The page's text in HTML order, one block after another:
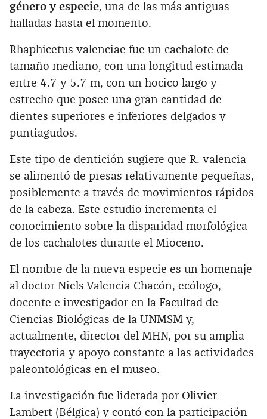
género y especie, una de las más antiguas
halladas hasta el momento.
Rhaphicetus valenciae fue un cachalote de
tamaño mediano, con una longitud estimada
entre 4.7 y 5.7 m, con un hocico largo y
estrecho que posee una gran cantidad de
dientes superiores e inferiores delgados y
puntiagudos.
Este tipo de dentición sugiere que R. valencia
se alimentó de presas relativamente pequeñas,
posiblemente a través de movimientos rápidos
de la cabeza. Este estudio incrementa el
conocimiento sobre la disparidad morfológica
de los cachalotes durante el Mioceno.
El nombre de la nueva especie es un homenaje
al doctor Niels Valencia Chacón, ecólogo,
docente e investigador en la Facultad de
Ciencias Biológicas de la UNMSM y,
actualmente, director del MHN, por su amplia
trayectoria y apoyo constante a las actividades
paleontológicas en el museo.
La investigación fue liderada por Olivier
Lambert (Bélgica) y contó con la participación